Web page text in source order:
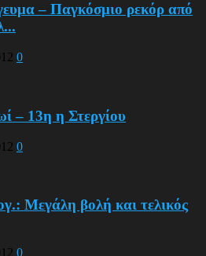
– Παγκόσμιο ρεκόρ από
0
– 13η η Στεργίου
0
Μεγάλη βολή και τελικός
0